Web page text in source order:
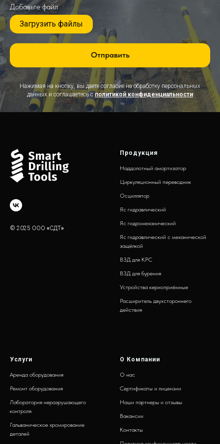
Добавьте файл
Загрузить файлы
Отправить
Нажимая на кнопку, вы даете согласие на обработку персональных
данных и соглашаетесь c политикой конфиденциальности
© 2025 ООО «СДТ»
Продукция
Наддолотный амортизатор
Циркуляционный переводник
Осциллятор
Яс гидравлический
Яс гидромеханический
Яс гидравлический с механической
защёлкой
ВЗД для КРС
ВЗД для бурения
Устройства керноприёмные
Расширитель двухстороннего
действия
Услуги
Аренда оборудования
Ремонт оборудования
Лаборатория неразрушающего
контроля
Гальваническое хромирование
деталей
О Компании
О нас
Сертификаты и лицензии
Наши партнеры и отзывы
Вакансии
Контакты